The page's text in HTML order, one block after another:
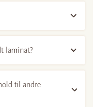
laminat?
til andre